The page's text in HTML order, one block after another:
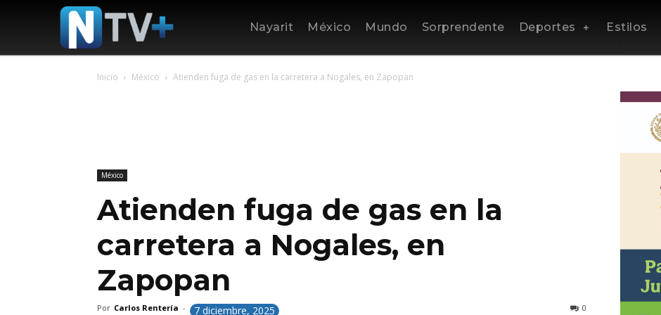
Nayarit México Mundo Sorprendente Deportes Estilos
Inicio México Atienden fuga de gas en la carretera a Nogales, en Zapopan
México
Atienden fuga de gas en la
carretera a Nogales, en
Zapopan
Por Carlos Rentería - 7 diciembre, 2025 0